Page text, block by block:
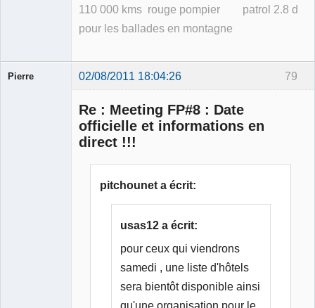
110 000 kms rouge pompier patrol 2.8 d
pour les ballades en montagne
79
Pierre 02/08/2011 18:04:26
Re : Meeting FP#8 : Date
officielle et informations en
direct !!!
pitchounet a écrit:
usas12 a écrit:
pour ceux qui viendrons
samedi , une liste d'hôtels
sera bientôt disponible ainsi
qu'une organisation pour le